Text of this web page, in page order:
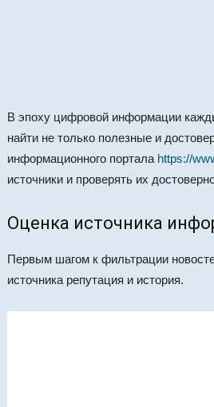
В эпоху цифровой информации
найти не только полезные и
информационного портала https://
источники и проверять их
Оценка источника
Первым шагом к фильтрации
источника репутация и история.